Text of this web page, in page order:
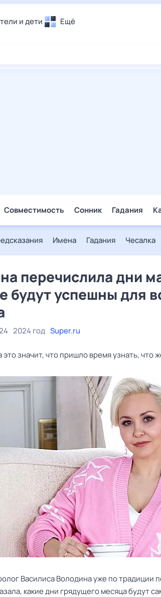
и дети Ещё
Совместимость Сонник Гадания
Имена Гадания Чесалка
перечислила дни
будут успешны для
2024 год Super.ru
это значит, что пришло время узнать, что
Василиса Володинауже по традиции
какие дни грядущего месяца будут